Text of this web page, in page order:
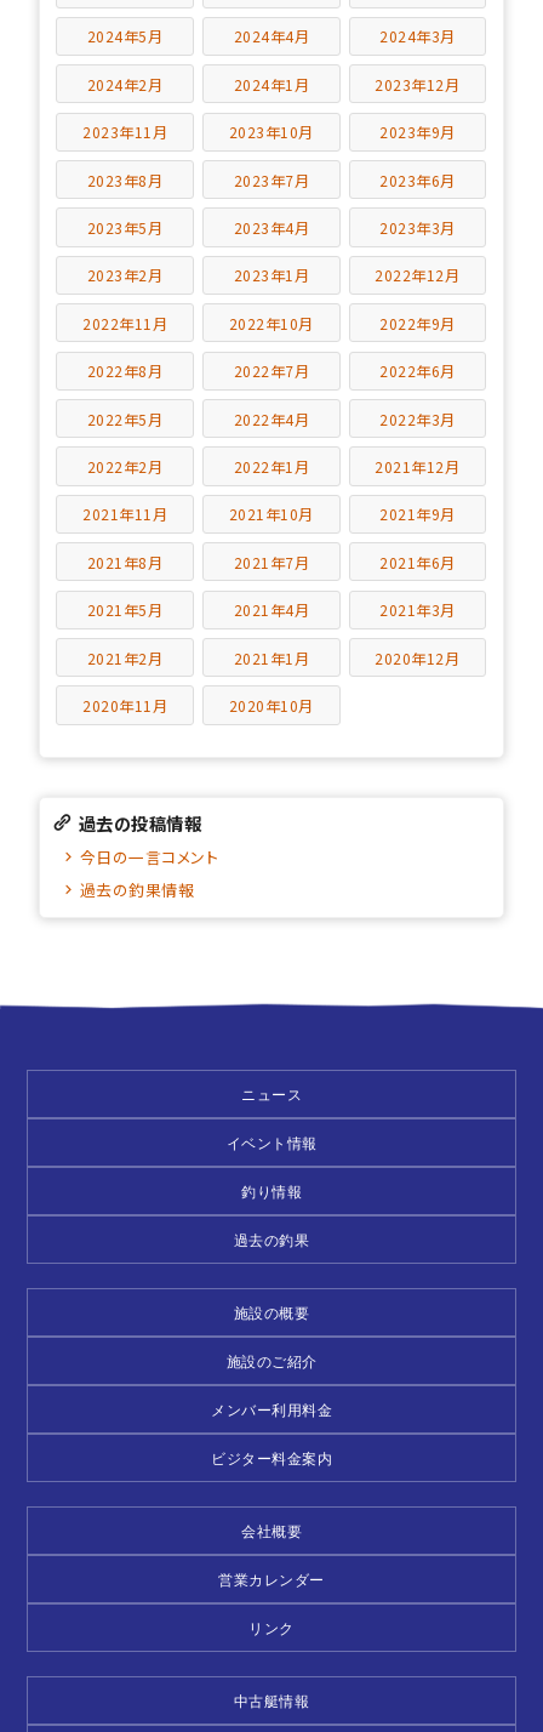
2024年5月 2024年4月 2024年3月
2024年2月 2024年1月 2023年12月
2023年11月 2023年10月 2023年9月
2023年8月 2023年7月 2023年6月
2023年5月 2023年4月 2023年3月
2023年2月 2023年1月 2022年12月
2022年11月 2022年10月 2022年9月
2022年8月 2022年7月 2022年6月
2022年5月 2022年4月 2022年3月
2022年2月 2022年1月 2021年12月
2021年11月 2021年10月 2021年9月
2021年8月 2021年7月 2021年6月
2021年5月 2021年4月 2021年3月
2021年2月 2021年1月 2020年12月
2020年11月 2020年10月
過去の投稿情報
今日の一言コメント
過去の釣果情報
ニュース
イベント情報
釣り情報
過去の釣果
施設の概要
施設のご紹介
メンバー利用料金
ビジター料金案内
会社概要
営業カレンダー
リンク
中古艇情報